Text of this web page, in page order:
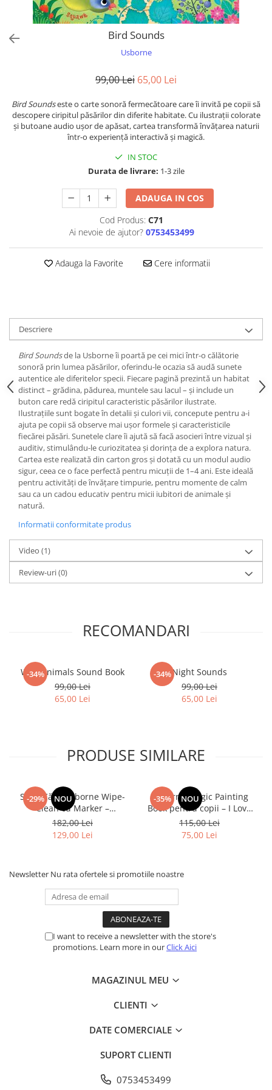
colorat cu apă
Puzzle
Seturi carti Usborne
Bird Sounds
Usborne
99,00 Lei 65,00 Lei
Bird Soundseste o carte sonoră fermecătoare care îi invită pe copii să
descopere ciripitul păsărilor din diferite habitate. Cu ilustrații colorate
și butoane audio ușor de apăsat, cartea transformă învățarea naturii
într-o experiență interactivă și magică.
IN STOC
Durata de livrare: 1-3 zile
ADAUGA IN COS
Cod Produs: C71
Ai nevoie de ajutor? 0753453499
Adauga la Favorite Cere informatii
Descriere
Bird Soundsde la Usborne îi poartă pe cei mici într-o călătorie
sonoră prin lumea păsărilor, oferindu-le ocazia să audă sunete
autentice ale diferitelor specii. Fiecare pagină prezintă un habitat
distinct – grădina, pădurea, muntele sau lacul – și include un
buton care redă ciripitul caracteristic păsărilor ilustrate.
Ilustrațiile sunt bogate în detalii și culori vii, concepute pentru a-i
ajuta pe copii să observe mai ușor formele și caracteristicile
fiecărei păsări. Sunetele clare îi ajută să facă asocieri între vizual și
auditiv, stimulându-le curiozitatea și dorința de a explora natura.
Cartea este realizată din carton gros și dotată cu un modul audio
sigur, ceea ce o face perfectă pentru micuții de 1–4 ani. Este ideală
pentru activități de învățare timpurie, pentru momente de calm
sau ca un cadou educativ pentru micii iubitori de animale și
natură.
Informatii conformitate produs
Video (1)
Review-uri(0)
RECOMANDARI
-34%
Wild Animals Sound Book
99,00 Lei
65,00 Lei
-34%Night Sounds
99,00 Lei
65,00 Lei
PRODUSE SIMILARE
-29% NOU
Set 3 Cărți Usborne Wipe-
Clean cu Marker –
Numbers, Words,
Handwriting pentru Copii
182,00 Lei
129,00 Lei
-35% NOU
Usborne Magic Painting
Book pentru copii – I Love
You Bunny / Easter Magic
Painting
115,00 Lei
75,00 Lei
Newsletter Nu rata ofertele si promotiile noastre
I want to receive a newsletter with the store's
promotions. Learn more in ourClick Aici
MAGAZINUL MEU
CLIENTI
DATE COMERCIALE
SUPORT CLIENTI
0753453499